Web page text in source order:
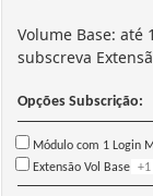
Volume Base: até
subscreva
Opções Subscrição:
Módulo com 1 Login
Extensão Vol Base